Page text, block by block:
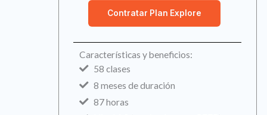
Contratar Plan Explore
Características y beneficios:
58 clases
8 meses de duración
87 horas